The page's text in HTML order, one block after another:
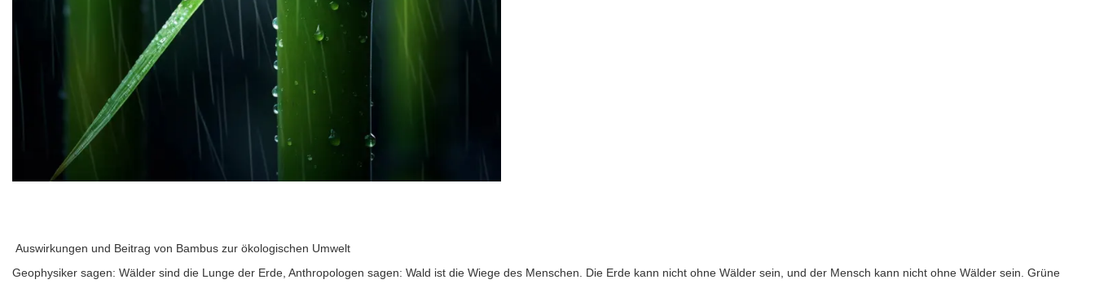
Auswirkungen und Beitrag von Bambus zur ökologischen Umwelt
Geophysiker sagen: Wälder sind die Lunge der Erde, Anthropologen sagen: Wald ist die Wiege des Menschen. Die Erde kann nicht ohne Wälder sein, und der Mensch kann nicht ohne Wälder sein. Grüne